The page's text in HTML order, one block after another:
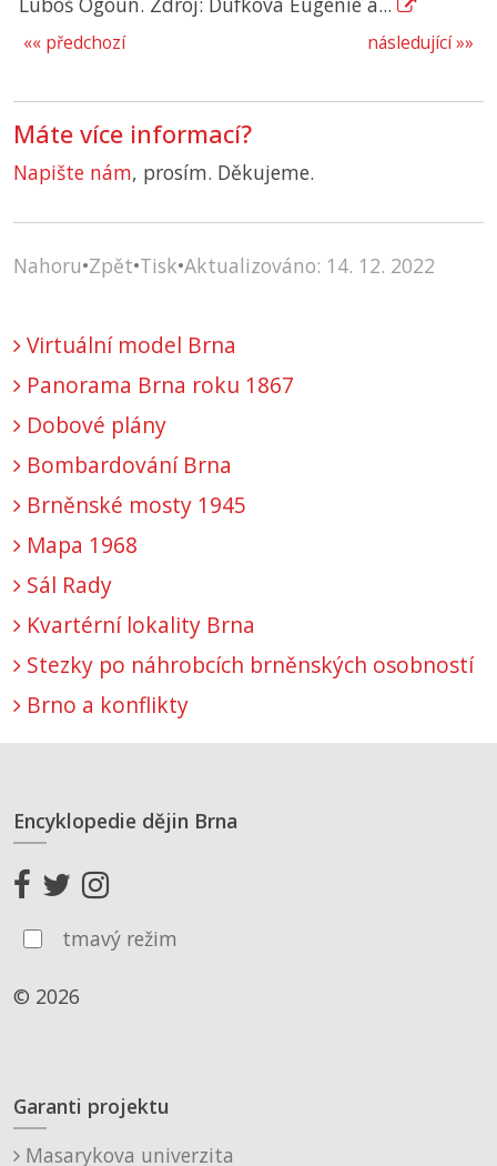
následující »»
«« předchozí
Máte více informací?
Napište nám, prosím. Děkujeme.
Nahoru•Zpět•Tisk•Aktualizováno: 14. 12. 2022
Virtuální model Brna
Panorama Brna roku 1867
Dobové plány
Bombardování Brna
Brněnské mosty 1945
Mapa 1968
Sál Rady
Kvartérní lokality Brna
Stezky po náhrobcích brněnských osobností
Brno a konflikty
Encyklopedie dějin Brna
tmavý režim
© 2026
Garanti projektu
Masarykova univerzita